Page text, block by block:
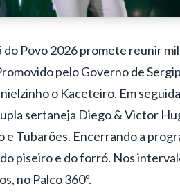
Povo 2026 promete reunir
pelo Governo de
o Kaceteiro. Em
sertaneja Diego & Victor
e Tubarões. Encerrando a
piseiro e do forró. Nos
no Palco 360º.